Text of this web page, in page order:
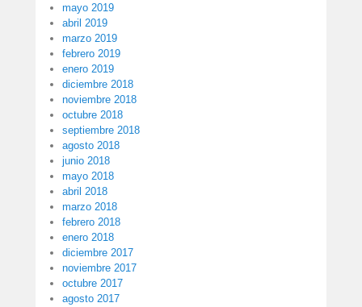
mayo 2019
abril 2019
marzo 2019
febrero 2019
enero 2019
diciembre 2018
noviembre 2018
octubre 2018
septiembre 2018
agosto 2018
junio 2018
mayo 2018
abril 2018
marzo 2018
febrero 2018
enero 2018
diciembre 2017
noviembre 2017
octubre 2017
agosto 2017